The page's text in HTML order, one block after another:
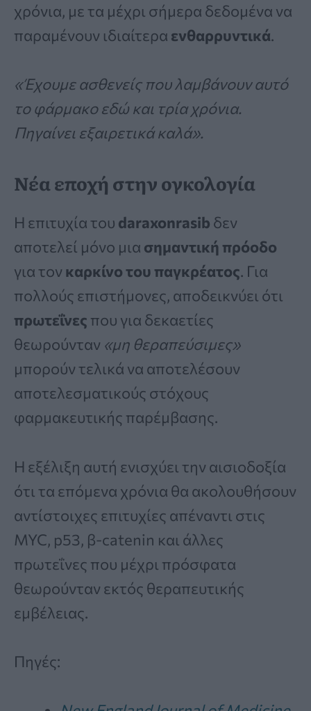
χρόνια, με τα μέχρι σήμερα δεδομένα να
παραμένουν ιδιαίτερα ενθαρρυντικά.
«Έχουμε ασθενείς που λαμβάνουν αυτό
το φάρμακο εδώ και τρία χρόνια.
Πηγαίνει εξαιρετικά καλά».
Νέα εποχή στην ογκολογία
Η επιτυχία του daraxonrasib δεν
αποτελεί μόνο μια σημαντική πρόοδο
για τον καρκίνο του παγκρέατος. Για
πολλούς επιστήμονες, αποδεικνύει ότι
πρωτεΐνες που για δεκαετίες
θεωρούνταν «μη θεραπεύσιμες»
μπορούν τελικά να αποτελέσουν
αποτελεσματικούς στόχους
φαρμακευτικής παρέμβασης.
Η εξέλιξη αυτή ενισχύει την αισιοδοξία
ότι τα επόμενα χρόνια θα ακολουθήσουν
αντίστοιχες επιτυχίες απέναντι στις
MYC, p53, β-catenin και άλλες
πρωτεΐνες που μέχρι πρόσφατα
θεωρούνταν εκτός θεραπευτικής
εμβέλειας.
Πηγές: